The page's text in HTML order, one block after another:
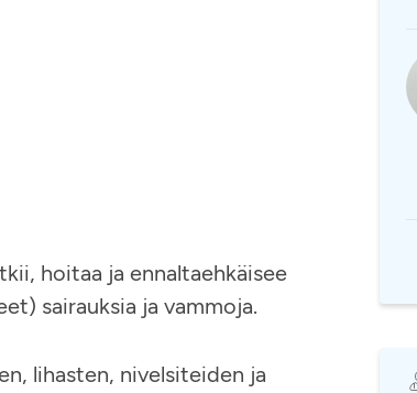
hoitaa ja ennaltaehkäisee
sairauksia ja vammoja.
lihasten, nivelsiteiden ja